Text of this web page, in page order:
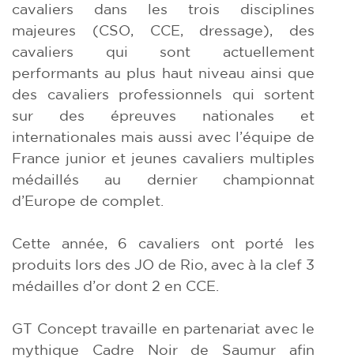
cavaliers dans les trois disciplines
majeures (CSO, CCE, dressage), des
cavaliers qui sont actuellement
performants au plus haut niveau ainsi que
des cavaliers professionnels qui sortent
sur des épreuves nationales et
internationales mais aussi avec l’équipe de
France junior et jeunes cavaliers multiples
médaillés au dernier championnat
d’Europe de complet.
Cette année, 6 cavaliers ont porté les
produits lors des JO de Rio, avec à la clef 3
médailles d’or dont 2 en CCE.
GT Concept travaille en partenariat avec le
mythique Cadre Noir de Saumur afin